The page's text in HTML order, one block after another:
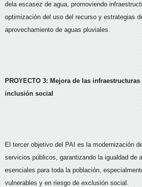
dela escasez de agua, promoviendo
optimización del uso del recurso y estrategias
aprovechamiento de aguas pluviales.
PROYECTO 3: Mejora de las
inclusión social
El tercer objetivo del PAI es la modernización
servicios públicos, garantizando la igualdad de
esenciales para toda la población,
vulnerables y en riesgo de exclusión social.